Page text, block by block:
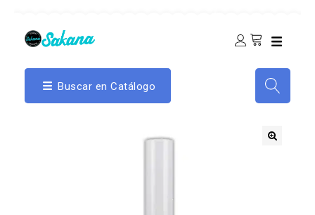
Buscar en Catálogo